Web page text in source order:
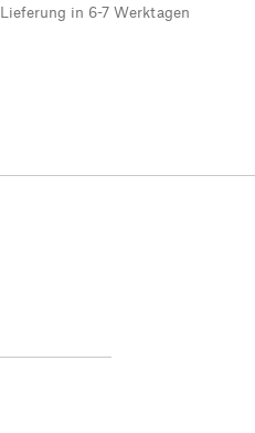
Lieferung in 6-7 Werktagen